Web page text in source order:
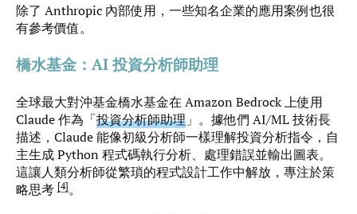
除了 Anthropic 內部使用，一些知名企業的應用案例也很
有參考價值。
橋水基金：AI 投資分析師助理
全球最大對沖基金橋水基金在 Amazon Bedrock 上使用
Claude 作為「投資分析師助理 」。據他們 AI/ML 技術長
描述，Claude 能像初級分析師一樣理解投資分析指令，自
主生成 Python 程式碼執行分析、處理錯誤並輸出圖表。
這讓人類分析師從繁瑣的程式設計工作中解放，專注於策
略思考 4 。